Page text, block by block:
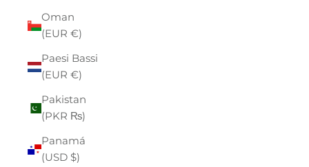
Oman
(EUR €)
Paesi Bassi
(EUR €)
Pakistan
(PKR ₨)
Panamá
(USD $)